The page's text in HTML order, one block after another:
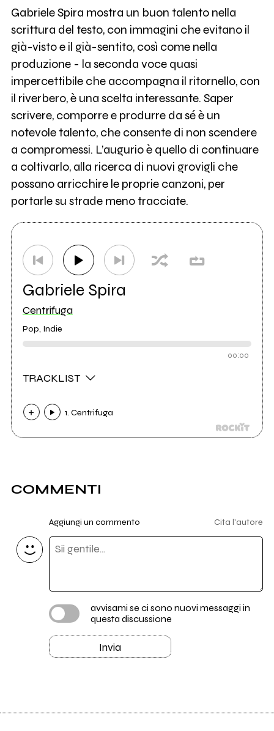
Gabriele Spira mostra un buon talento nella
scrittura del testo, con immagini che evitano il
già-visto e il già-sentito, così come nella
produzione - la seconda voce quasi
impercettibile che accompagna il ritornello, con
il riverbero, è una scelta interessante. Saper
scrivere, comporre e produrre da sé è un
notevole talento, che consente di non scendere
a compromessi. L’augurio è quello di continuare
a coltivarlo, alla ricerca di nuovi grovigli che
possano arricchire le proprie canzoni, per
portarle su strade meno tracciate.
Gabriele Spira
Centrifuga
Pop, Indie
00:00
TRACKLIST
1. Centrifuga
COMMENTI
Aggiungi un commento Cita l'autore
avvisami se ci sono nuovi messaggi in
questa discussione
Invia